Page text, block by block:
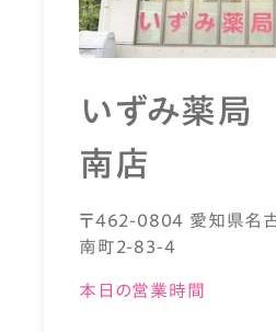
いずみ薬
南店
〒462-0804 愛知県名
南町2-83-4
本日の営業時間